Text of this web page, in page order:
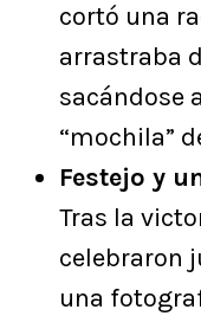
cortó una
arrastraba
sacándose
“mochila”
Festejo y
Tras la
celebraron
una